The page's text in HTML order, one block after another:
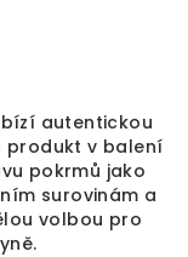
autentickou
produkt v balení
pokrmů jako
surovinám a
volbou pro